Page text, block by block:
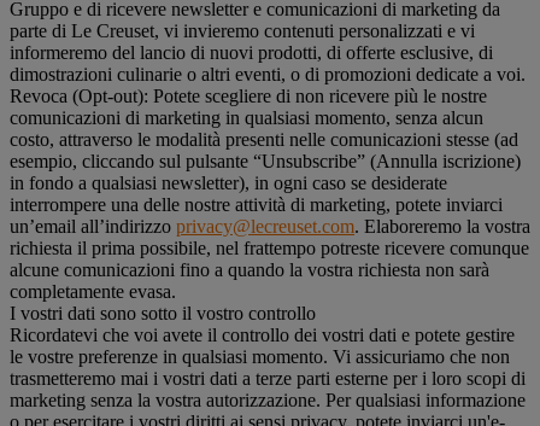
Gruppo e di ricevere newsletter e comunicazioni di marketing da
parte di Le Creuset, vi invieremo contenuti personalizzati e vi
informeremo del lancio di nuovi prodotti, di offerte esclusive, di
dimostrazioni culinarie o altri eventi, o di promozioni dedicate a voi.
Revoca (Opt-out): Potete scegliere di non ricevere più le nostre
comunicazioni di marketing in qualsiasi momento, senza alcun
costo, attraverso le modalità presenti nelle comunicazioni stesse (ad
esempio, cliccando sul pulsante “Unsubscribe” (Annulla iscrizione)
in fondo a qualsiasi newsletter), in ogni caso se desiderate
interrompere una delle nostre attività di marketing, potete inviarci
un’email all’indirizzo privacy@lecreuset.com. Elaboreremo la vostra
richiesta il prima possibile, nel frattempo potreste ricevere comunque
alcune comunicazioni fino a quando la vostra richiesta non sarà
completamente evasa.
I vostri dati sono sotto il vostro controllo
Ricordatevi che voi avete il controllo dei vostri dati e potete gestire
le vostre preferenze in qualsiasi momento. Vi assicuriamo che non
trasmetteremo mai i vostri dati a terze parti esterne per i loro scopi di
marketing senza la vostra autorizzazione. Per qualsiasi informazione
o per esercitare i vostri diritti ai sensi privacy, potete inviarci un'e-